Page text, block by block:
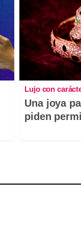
Lujo con
Una joya
piden